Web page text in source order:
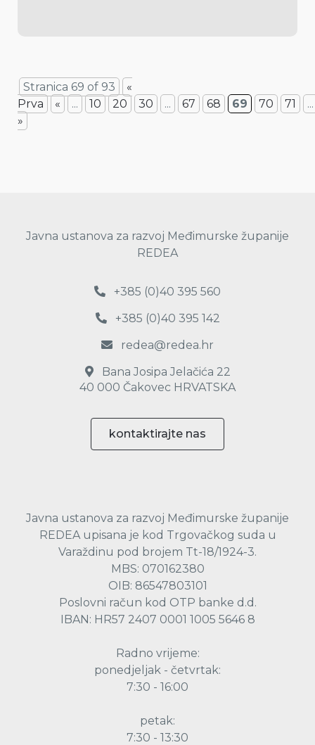
Stranica 69 of 93
«
Prva
« ... 10 20 30 ... 67 68 69 70 71
...
»
Javna ustanova za razvoj Međimurske županije
REDEA
+385 (0)40 395 560
+385 (0)40 395 142
redea@redea.hr
Bana Josipa Jelačića 22
40 000 Čakovec HRVATSKA
kontaktirajte nas
Javna ustanova za razvoj Međimurske županije
REDEA upisana je kod Trgovačkog suda u
Varaždinu pod brojem Tt-18/1924-3.
MBS: 070162380
OIB: 86547803101
Poslovni račun kod OTP banke d.d.
IBAN: HR57 2407 0001 1005 5646 8
Radno vrijeme:
ponedjeljak - četvrtak:
7:30 - 16:00
petak:
7:30 - 13:30